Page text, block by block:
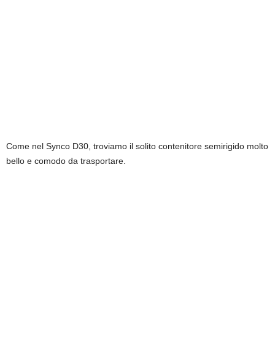
Come nel Synco D30, troviamo il solito contenitore semirigido molto
bello e comodo da trasportare.